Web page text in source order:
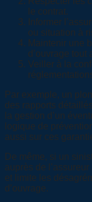
le contrat.
Informer
ou situation à
Maintenir une
d’ouvrage tout
Veiller à la
Par exemple, un
des rapports
la gestion d’un
logique de
aussi sur ces
De même, si un
auprès de
et limite les
d’ouvrage.